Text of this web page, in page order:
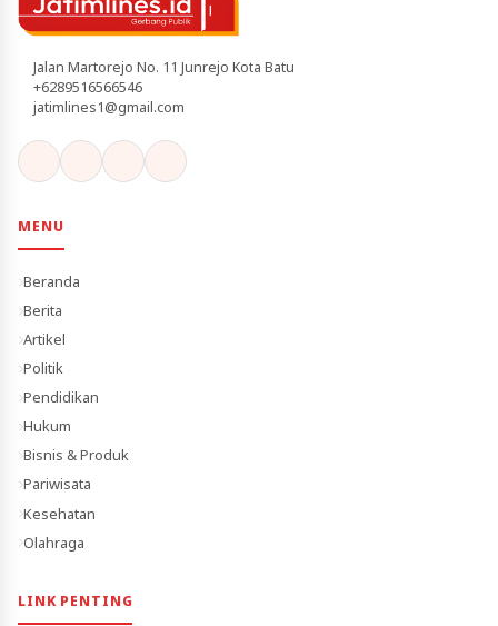
Jalan Martorejo No. 11 Junrejo Kota Batu
+6289516566546
jatimlines1@gmail.com
MENU
Beranda
Berita
Artikel
Politik
Pendidikan
Hukum
Bisnis & Produk
Pariwisata
Kesehatan
Olahraga
LINK PENTING